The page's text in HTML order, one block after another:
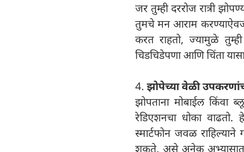
जर तुम्ही दररोज रात्री
तुमचे मन आराम
करत राहतो, ज्यामुळे
चिडचिडेपणा आणि चिंता
4. झोपेच्या वेळी
झोपताना मोबाईल किंवा
रेडिएशनचा धोका
स्मार्टफोन जवळ
शकते, असे अनेक